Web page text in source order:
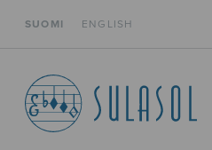
SUOMI ENGLISH